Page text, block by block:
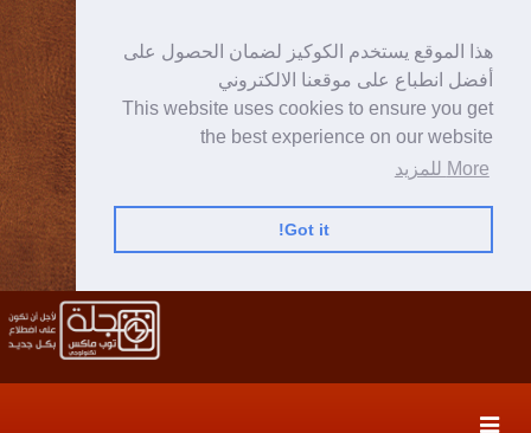
هذا الموقع يستخدم الكوكيز لضمان الحصول على
أفضل انطباع على موقعنا الالكتروني
This website uses cookies to ensure you get
the best experience on our website
More للمزيد
Got it!